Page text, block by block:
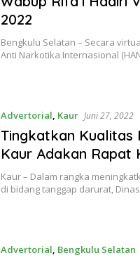
2022
Bengkulu Selatan – Secara
Anti Narkotika Internasional
Advertorial, Kaur Juni 27, 2022
Tingkatkan Kualitas
Kaur Adakan Rapat
Kaur – Dalam rangka
di bidang tanggap darurat,
Advertorial, Bengkulu Selatan